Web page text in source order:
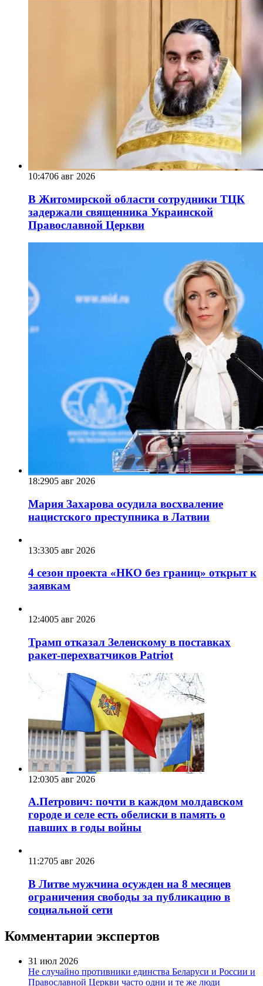
10:4706 авг 2026
В Житомирской области сотрудники ТЦК
задержали священника Украинской
Православной Церкви
18:2905 авг 2026
Мария Захарова осудила восхваление
нацистского преступника в Латвии
13:3305 авг 2026
4 сезон проекта «НКО без границ» открыт к
заявкам
12:4005 авг 2026
Трамп отказал Зеленскому в поставках
ракет-перехватчиков Patriot
12:0305 авг 2026
А.Петрович: почти в каждом молдавском
городе и селе есть обелиски в память о
павших в годы войны
11:2705 авг 2026
В Литве мужчина осужден на 8 месяцев
ограничения свободы за публикацию в
социальной сети
Комментарии экспертов
31 июл 2026
Не случайно противники единства Беларуси и России и
Православной Церкви часто одни и те же люди